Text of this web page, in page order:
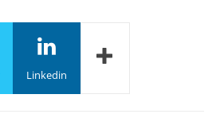
Linkedin